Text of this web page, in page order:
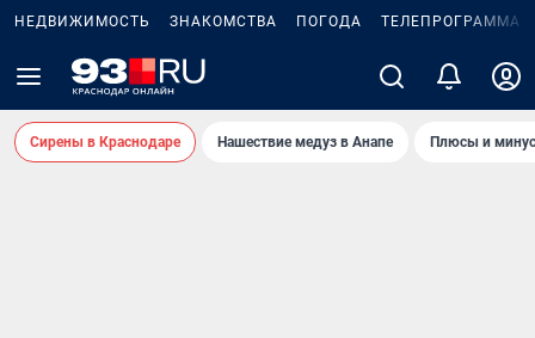
НЕДВИЖИМОСТЬ ЗНАКОМСТВА ПОГОДА ТЕЛЕПРОГРАММА
Сирены в Краснодаре Нашествие медуз в Анапе Плюсы и